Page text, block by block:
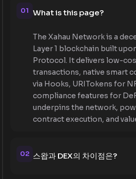
01 What is this page?
The Xahau Network is a
Layer 1 blockchain built
Protocol. It delivers low-
transactions, native smart
via Hooks, URITokens for
compliance features for
underpins the network,
contract execution, and
02 스왑과 DEX의 차이점은?